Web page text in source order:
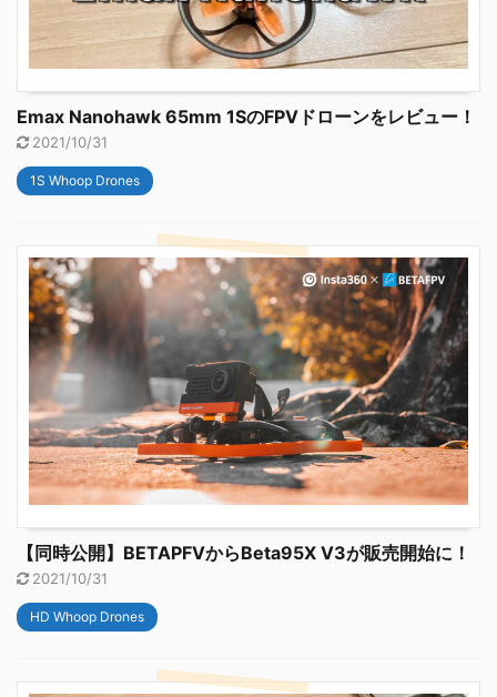
Emax Nanohawk 65mm 1SのFPVドローンをレビュー！
2021/10/31
1S Whoop Drones
【同時公開】BETAPFVからBeta95X V3が販売開始に！
2021/10/31
HD Whoop Drones